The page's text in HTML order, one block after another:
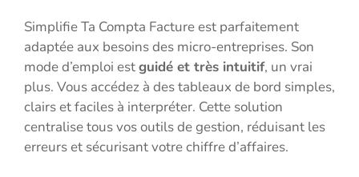
Simplifie Ta Compta Facture est parfaitement
adaptée aux besoins des micro-entreprises. Son
mode d’emploi estguidé et très intuitif, un vrai
plus. Vous accédez à des tableaux de bord simples,
clairs et faciles à interpréter. Cette solution
centralise tous vos outils de gestion, réduisant les
erreurs et sécurisant votre chiffre d’affaires.